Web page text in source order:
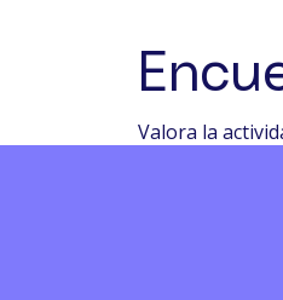
Valora la